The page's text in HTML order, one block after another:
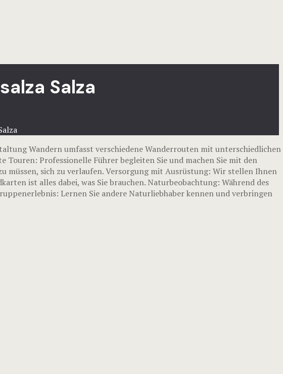
Salza
Wandern umfasst verschiedene Wanderrouten mit unterschiedlichen
Touren: Professionelle Führer begleiten Sie und machen Sie mit den
müssen, sich zu verlaufen. Versorgung mit Ausrüstung: Wir stellen Ihnen
ist alles dabei, was Sie brauchen. Naturbeobachtung: Während des
Lernen Sie andere Naturliebhaber kennen und verbringen